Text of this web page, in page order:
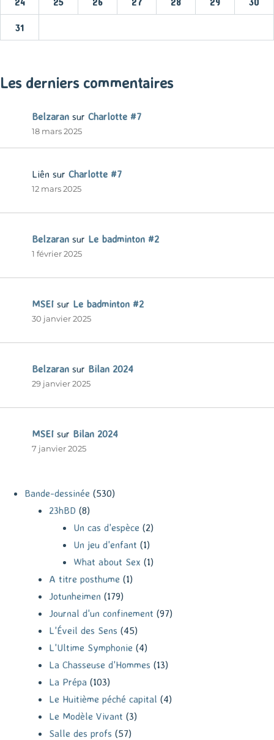
31
Les derniers commentaires
Belzaran sur Charlotte #7
18 mars 2025
Liên sur Charlotte #7
12 mars 2025
Belzaran sur Le badminton #2
1 février 2025
MSEI sur Le badminton #2
30 janvier 2025
Belzaran sur Bilan 2024
29 janvier 2025
MSEI sur Bilan 2024
7 janvier 2025
Bande-dessinée (530)
23hBD (8)
Un cas d'espèce (2)
Un jeu d'enfant (1)
What about Sex (1)
A titre posthume (1)
Jotunheimen (179)
Journal d'un confinement (97)
L'Éveil des Sens (45)
L'Ultime Symphonie (4)
La Chasseuse d'Hommes (13)
La Prépa (103)
Le Huitième péché capital (4)
Le Modèle Vivant (3)
Salle des profs (57)